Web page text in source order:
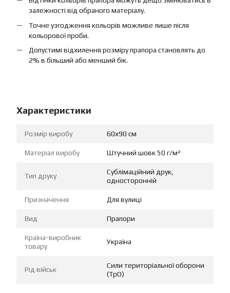
залежності від обраного матеріалу.
Точне узгодження кольорів можливе лише після
кольорової проби.
Допустимі відхилення розміру прапора становлять до
2% в більший або менший бік.
Характеристики
Розмір виробу 60х90 см
Матеріал виробу Штучний шовк 50 г/м²
Тип друку
Сублімаційний друк,
односторонній
Призначення Для вулиці
Вид Прапори
Країна-виробник
товару
Україна
Рід військ
Сили територіальної оборони
(ТрО)